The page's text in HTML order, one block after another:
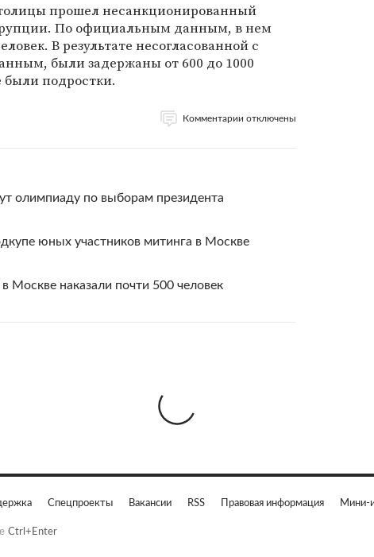
прошел несанкционированный
По официальным данным, в нем
В результате несогласованной с
были задержаны от 600 до 1000
были подростки.
Комментарии отключены
олимпиаду по выборам президента
юных участников митинга в Москве
Москве наказали почти 500 человек
Спецпроекты Вакансии RSS Правовая информация Мини-
Ctrl+Enter